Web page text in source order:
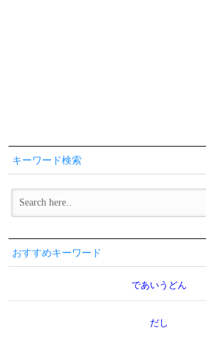
キーワード検索
おすすめキーワード
であいうどん
だし